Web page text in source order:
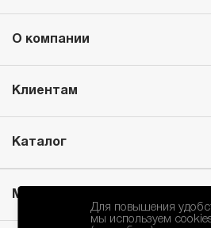
О компании
Клиентам
Каталог
Месторождение
Для повышения
мы используем